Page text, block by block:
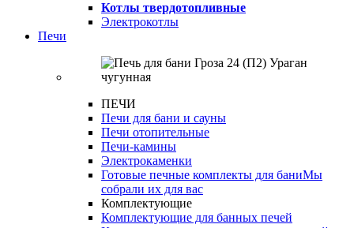
Котлы твердотопливные
Электрокотлы
Печи
ПЕЧИ
Печи для бани и сауны
Печи отопительные
Печи-камины
Электрокаменки
Готовые печные комплекты для баниМы
собрали их для вас
Комплектующие
Комплектующие для банных печей